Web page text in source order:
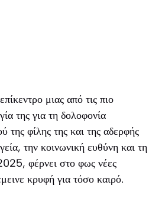
μιας από τις πιο
της για τη δολοφονία
φίλης της και της αδερφής
την κοινωνική ευθύνη και τη
φέρνει στο φως νέες
κρυφή για τόσο καιρό.